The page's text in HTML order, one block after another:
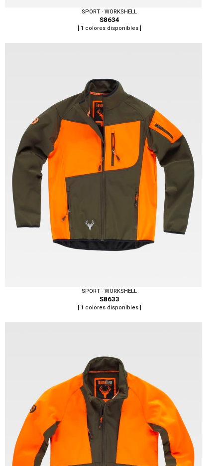
Tallas: S, M, L, XL, XXL, 3XL, 4XL
SPORT · WORKSHELL
S8634
[ 1 colores disponibles ]
Tallas: S, M, L, XL, XXL, 3XL, 4XL
SPORT · WORKSHELL
S8633
[ 1 colores disponibles ]